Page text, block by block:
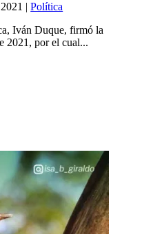
|Política
Iván Duque, firmó la
2021, por el cual...